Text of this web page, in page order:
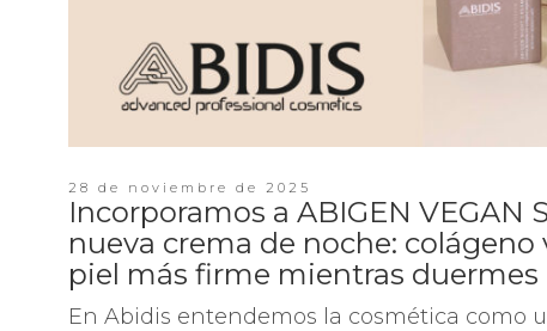
28 de noviembre de 2025
Incorporamos a ABIGEN VEGAN
nueva crema de noche: colágeno
piel más firme mientras duermes
En Abidis entendemos la cosmética como